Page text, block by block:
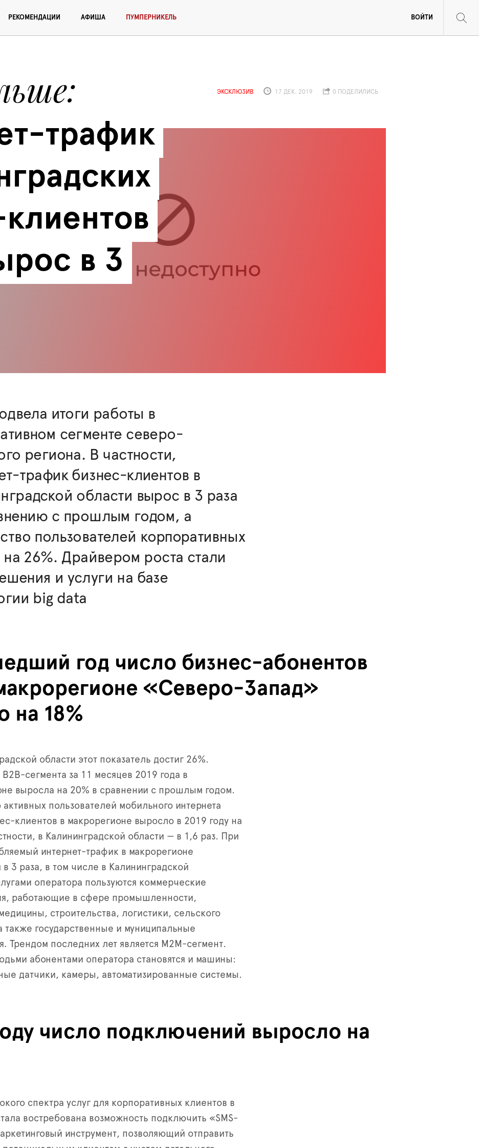
РЕКОМЕНДАЦИИ АФИША ПУМПЕРНИКЕЛЬ ВОЙТИ
трафик
в 3
ЭКСКЛЮЗИВ 17 ДЕК. 2019 0 ПОДЕЛИЛИСЬ
итоги работы в
сегменте северо-
региона. В частности,
трафик бизнес-клиентов в
области вырос в 3 раза
с прошлым годом, а
пользователей корпоративных
на 26%. Драйвером роста стали
и услуги на базе
big data
год число бизнес-абонентов
«Северо-Запад»
на 18%
области этот показатель достиг 26%.
В2В-сегмента за 11 месяцев 2019 года в
выросла на 20% в сравнении с прошлым годом.
активных пользователей мобильного интернета
клиентов в макрорегионе выросло в 2019 году на
в Калининградской области — в 1,6 раз. При
интернет-трафик в макрорегионе
в 3 раза, в том числе в Калининградской
оператора пользуются коммерческие
работающие в сфере промышленности,
строительства, логистики, сельского
также государственные и муниципальные
Трендом последних лет является М2М-сегмент.
абонентами оператора становятся и машины:
датчики, камеры, автоматизированные системы.
число подключений выросло на
спектра услуг для корпоративных клиентов в
востребована возможность подключить «SMS-
инструмент, позволяющий отправить